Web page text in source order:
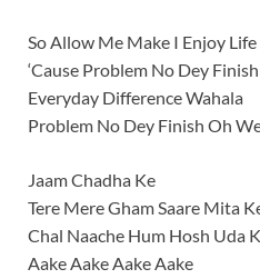
So Allow Me Make I Enjoy Life
‘Cause Problem No Dey
Everyday Difference Wahala
Problem No Dey Finish Oh
Jaam Chadha Ke
Tere Mere Gham Saare Mita
Chal Naache Hum Hosh Uda
Aake Aake Aake Aake